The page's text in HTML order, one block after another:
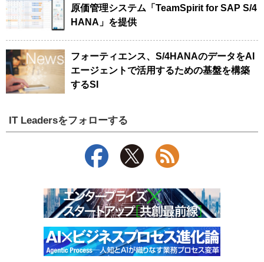
原価管理システム「TeamSpirit for SAP S/4
HANA」を提供
フォーティエンス、S/4HANAのデータをAI
エージェントで活用するための基盤を構築
するSI
IT Leadersをフォローする